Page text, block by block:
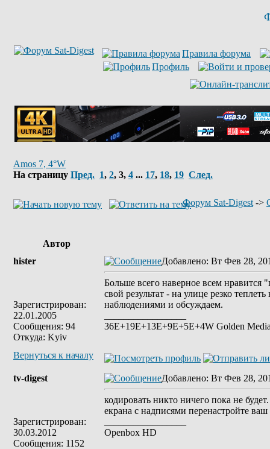
Правила форума
Профиль
Amos 7, 4°W
На страницу Пред. 1, 2, 3, 4 ... 17, 18, 19 След.
Форум Sat-Digest ->
Автор
hister
Зарегистрирован:
22.01.2005
Сообщения: 94
Откуда: Kyiv
Добавлено: Вт Фев 28,
Больше всего наверное всем нравится
свой результат - на улице резко
наблюдениями и обсуждаем.
36E+19E+13E+9E+5E+4W Golden
Вернуться к началу
tv-digest
Зарегистрирован:
30.03.2012
Сообщения: 1152
Добавлено: Вт Фев 28,
кодировать никто ничего пока не
екрана с надписями перенастройте
Openbox HD